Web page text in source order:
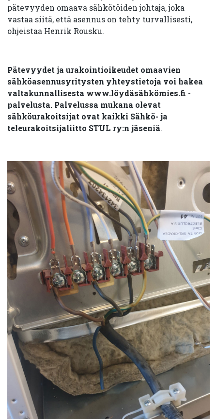
pätevyyden omaava sähkötöiden johtaja, joka
vastaa siitä, että asennus on tehty turvallisesti,
ohjeistaa Henrik Rousku.
Pätevyydet ja urakointioikeudet omaavien
sähköasennusyritysten yhteystietoja voi hakea
valtakunnallisesta www.löydäsähkömies.fi -
palvelusta. Palvelussa mukana olevat
sähköurakoitsijat ovat kaikki Sähkö- ja
teleurakoitsijaliitto STUL ry:n jäseniä.